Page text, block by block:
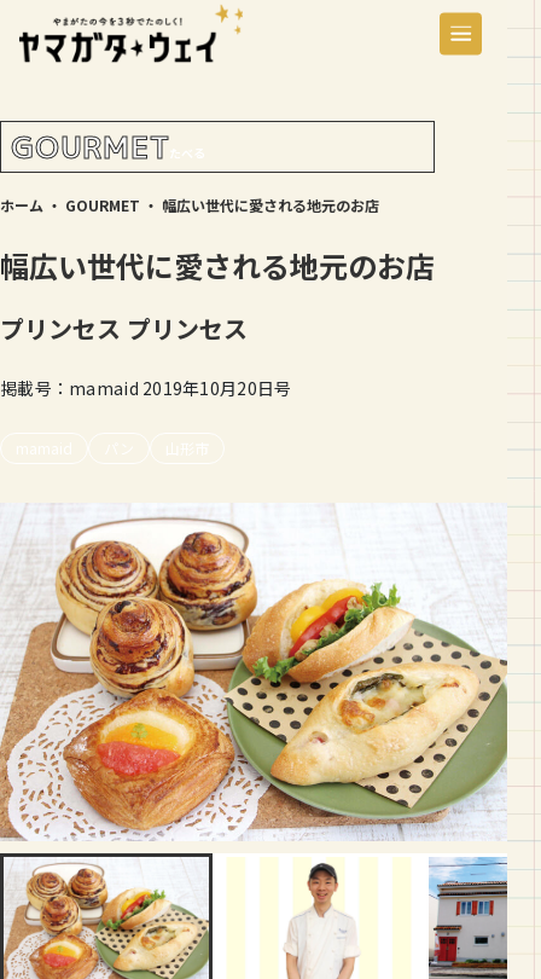
GOURMETたべる
ホーム ・ GOURMET ・ 幅広い世代に愛される地元のお店
幅広い世代に愛される地元のお店
プリンセス プリンセス
掲載号：mamaid 2019年10月20日号
mamaid 山形市
店長の岩田さん。